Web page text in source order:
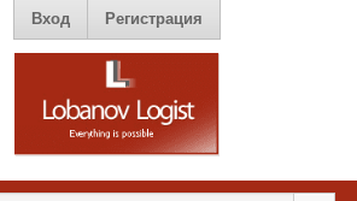
Вход Регистрация